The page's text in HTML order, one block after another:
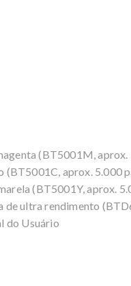
(BT5001M, aprox.
(BT5001C, aprox. 5.000
(BT5001Y, aprox.
ultra rendimento
do Usuário